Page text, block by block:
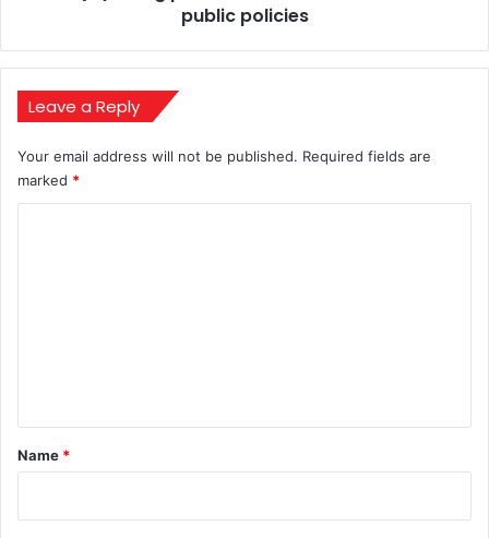
public policies
Leave a Reply
Your email address will not be published. Required fields are
marked *
*
Name *